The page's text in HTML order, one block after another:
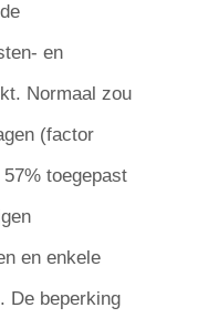
en
Normaal zou
(factor
toegepast
en enkele
De beperking